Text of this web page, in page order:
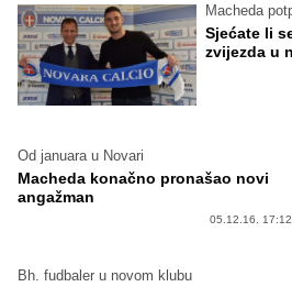
Macheda
Sjećate li
zvijezda u
Od januara u Novari
Macheda konačno pronašao novi
angažman
05.12.16. 17:12
Bh. fudbaler u novom klubu